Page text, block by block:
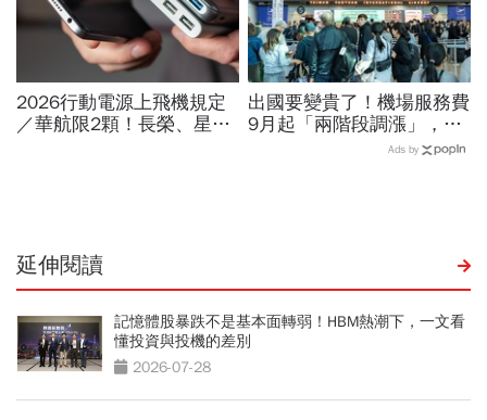
2026行動電源上飛機規定
／華航限2顆！長榮、星
出國要變貴了！機場服務費
9月起「兩階段調漲」，轉
機旅客同步調整…漲多少？
Ads by
延伸閱讀
記憶體股暴跌不是基本面轉弱！HBM熱潮下，一文看
懂投資與投機的差別
2026-07-28